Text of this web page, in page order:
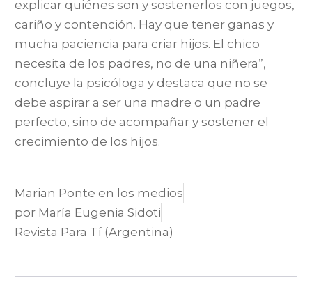
explicar quiénes son y sostenerlos con juegos,
cariño y contención. Hay que tener ganas y
mucha paciencia para criar hijos. El chico
necesita de los padres, no de una niñera”,
concluye la psicóloga y destaca que no se
debe aspirar a ser una madre o un padre
perfecto, sino de acompañar y sostener el
crecimiento de los hijos.
Marian Ponte en los medios
por María Eugenia Sidoti
Revista Para Tí (Argentina)